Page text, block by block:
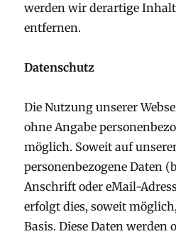
werden wir derartige
entfernen.
Datenschutz
Die Nutzung unserer
ohne Angabe
möglich. Soweit auf
personenbezogene Daten
Anschrift oder eMail-
erfolgt dies, soweit
Basis. Diese Daten werden